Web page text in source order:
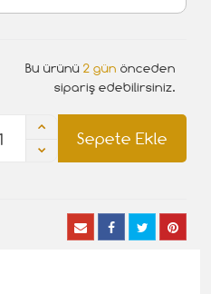
Bu ürünü 2 gün önceden
sipariş edebilirsiniz.
Sepete Ekle